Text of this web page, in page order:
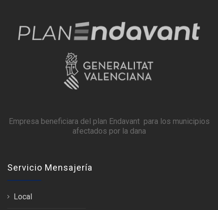
Empresa beneficiara del plan Endavant para los municipios
afectados por la dana
Servicio Mensajería
Local